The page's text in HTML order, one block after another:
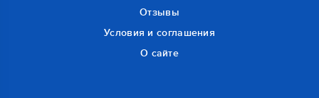
Отзывы
Условия и соглашения
О сайте